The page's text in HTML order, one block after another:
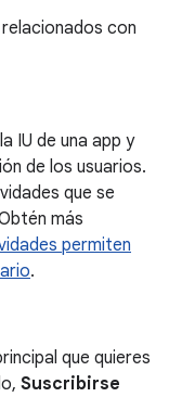
con
IU de una app y
de los usuarios.
que se
más
permiten
.
que quieres
Suscribirse